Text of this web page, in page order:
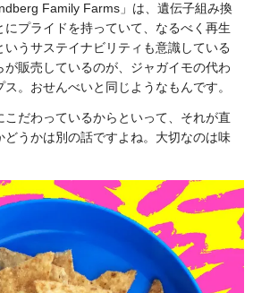
Family Farms」は、遺伝子組み換
にプライドを持っていて、なるべく再生
うサステイナビリティも意識している
販売しているのが、ジャガイモの代わ
。おせんべいと同じようなもんです。
こだわっているからといって、それが直
うかは別の話ですよね。大切なのは味